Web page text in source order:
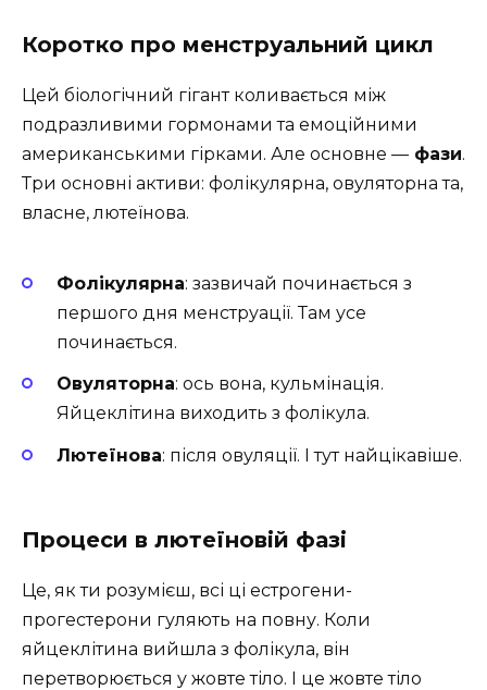
Коротко про менструальний цикл
Цей біологічний гігант коливається між
подразливими гормонами та емоційними
американськими гірками. Але основне — фази.
Три основні активи: фолікулярна, овуляторна та,
власне, лютеїнова.
Фолікулярна: зазвичай починається з
першого дня менструації. Там усе
починається.
Овуляторна: ось вона, кульмінація.
Яйцеклітина виходить з фолікула.
Лютеїнова: після овуляції. І тут найцікавіше.
Процеси в лютеїновій фазі
Це, як ти розумієш, всі ці естрогени-
прогестерони гуляють на повну. Коли
яйцеклітина вийшла з фолікула, він
перетворюється у жовте тіло. І це жовте тіло